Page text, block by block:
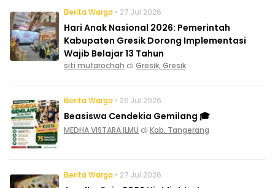
Berita Warga • 27 Jul 2026
Hari Anak Nasional 2026: Pemerintah
Kabupaten Gresik Dorong Implementasi
Wajib Belajar 13 Tahun
siti mufarochah di Gresik, Gresik
Berita Warga • 26 Jul 2026
Beasiswa Cendekia Gemilang 🎓
MEDHA VISTARA ILMU di Kab. Tangerang
Berita Warga • 27 Jul 2026